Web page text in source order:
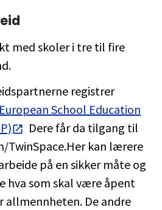
med skoler i tre til fire
registrer
European School Education
Dere får da tilgang til
TwinSpace.Her kan lærere
på en sikker måte og
hva som skal være åpent
De andre